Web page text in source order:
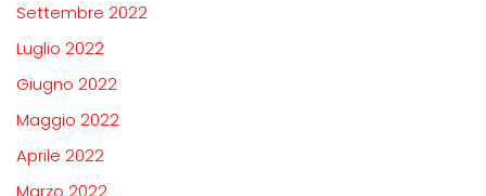
Settembre 2022
Luglio 2022
Giugno 2022
Maggio 2022
Aprile 2022
Marzo 2022